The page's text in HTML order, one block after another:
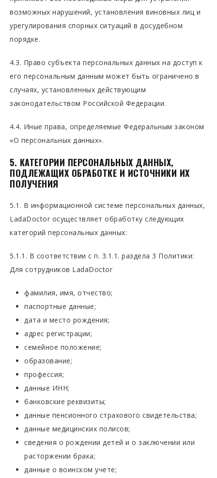
возможных нарушений, установления виновных лиц и
урегулирования спорных ситуаций в досудебном
порядке.
4.3. Право субъекта персональных данных на доступ к
его персональным данным может быть ограничено в
случаях, установленных действующим
законодательством Российской Федерации.
4.4. Иные права, определяемые Федеральным законом
«О персональных данных».
5. КАТЕГОРИИ ПЕРСОНАЛЬНЫХ ДАННЫХ,
ПОДЛЕЖАЩИХ ОБРАБОТКЕ И ИСТОЧНИКИ ИХ
ПОЛУЧЕНИЯ
5.1. В информационной системе персональных данных,
LadaDoctor осуществляет обработку следующих
категорий персональных данных:
5.1.1. В соответствии с п. 3.1.1. раздела 3 Политики:
Для сотрудников LadaDoctor
фамилия, имя, отчество;
паспортные данные;
дата и место рождения;
адрес регистрации;
семейное положение;
образование;
профессия;
данные ИНН;
банковские реквизиты;
данные пенсионного страхового свидетельства;
данные медицинских полисов;
сведения о рождении детей и о заключении или
расторжении брака;
данные о воинском учете;